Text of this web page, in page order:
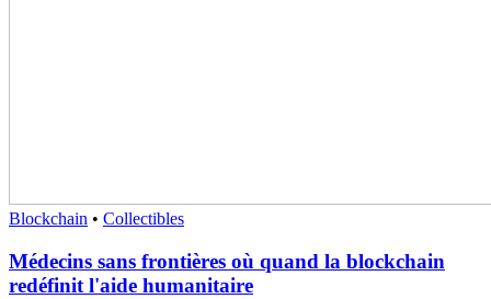
Blockchain • Collectibles
Médecins sans frontières où quand la blockchain
redéfinit l'aide humanitaire